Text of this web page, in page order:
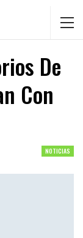
De
Con
NOTICIAS